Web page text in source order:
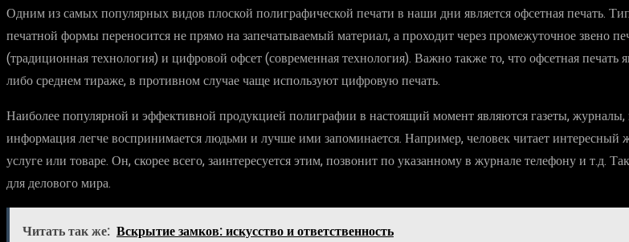
Одним из самых популярных видов плоской полиграфической печати в наши дни является офсетная печать.
печатной формы переносится не прямо на запечатываемый материал, а проходит через промежуточное звено
(традиционная технология) и цифровой офсет (современная технология). Важно также то, что офсетная
либо среднем тираже, в противном случае чаще используют цифровую печать.
Наиболее популярной и эффективной продукцией полиграфии в настоящий момент являются газеты, журналы,
информация легче воспринимается людьми и лучше ими запоминается. Например, человек читает интересный
услуге или товаре. Он, скорее всего, заинтересуется этим, позвонит по указанному в журнале телефону и
для делового мира.
Читать так же: Вскрытие замков: искусство и ответственность